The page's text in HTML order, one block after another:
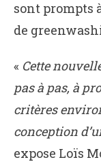
sont prompts
de
« Cette
pas à pas, à
critères
conception
expose Loïs